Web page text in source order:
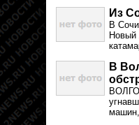
Из
В
Новый
В
машин,